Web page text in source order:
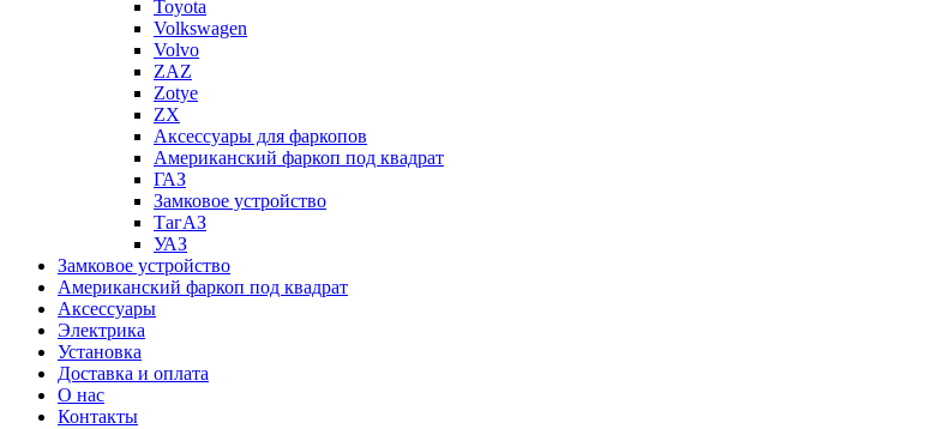
Toyota
Volkswagen
Volvo
ZAZ
Zotye
ZX
Аксессуары для фаркопов
Американский фаркоп под квадрат
ГАЗ
Замковое устройство
ТагАЗ
УАЗ
Замковое устройство
Американский фаркоп под квадрат
Аксессуары
Электрика
Установка
Доставка и оплата
О нас
Контакты